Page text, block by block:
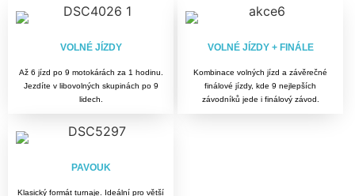
VOLNÉ JÍZDY
Až 6 jízd po 9 motokárách za 1 hodinu.
Jezdíte v libovolných skupinách po 9
lidech.
VOLNÉ JÍZDY + FINÁLE
Kombinace volných jízd a závěrečné
finálové jízdy, kde 9 nejlepších
závodníků jede i finálový závod.
PAVOUK
Klasický formát turnaje. Ideální pro větší